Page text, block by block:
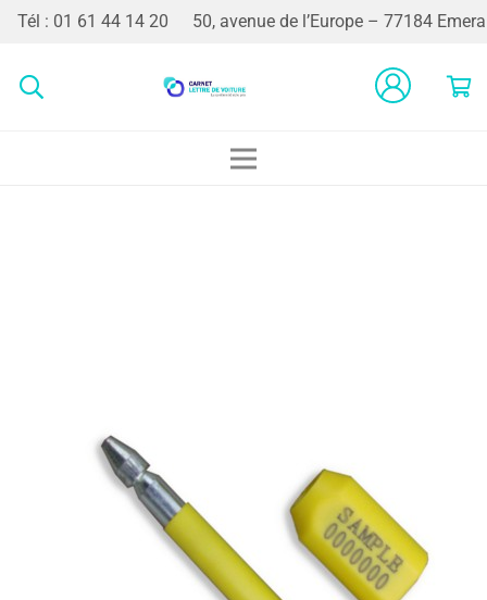
Tél : 01 61 44 14 20 50, avenue de l’Europe – 77184